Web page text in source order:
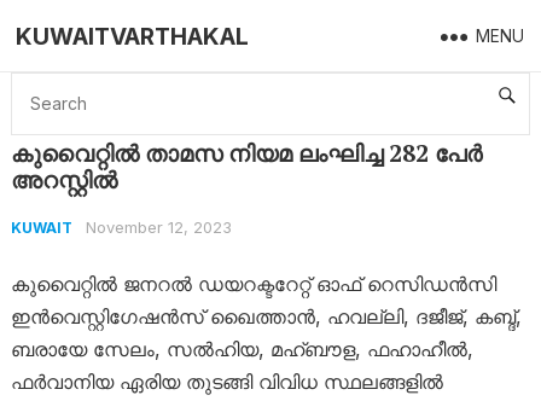
KUWAITVARTHAKAL MENU
Home Kuwait കുവൈറ്റിൽ താമസ നിയമ ലംഘിച്ച 282 പേർ അറസ്റ്റിൽ
കുവൈറ്റിൽ താമസ നിയമ ലംഘിച്ച 282 പേർ
അറസ്റ്റിൽ
KUWAIT November 12, 2023
കുവൈറ്റിൽ ജനറൽ ഡയറക്ടറേറ്റ് ഓഫ് റെസിഡൻസി
ഇൻവെസ്റ്റിഗേഷൻസ് ഖൈത്താൻ, ഹവല്ലി, ദജീജ്, കബ്ദ്,
ബരായേ സേലം, സൽഹിയ, മഹ്ബൗള, ഫഹാഹീൽ,
ഫർവാനിയ ഏരിയ തുടങ്ങി വിവിധ സ്ഥലങ്ങളിൽ